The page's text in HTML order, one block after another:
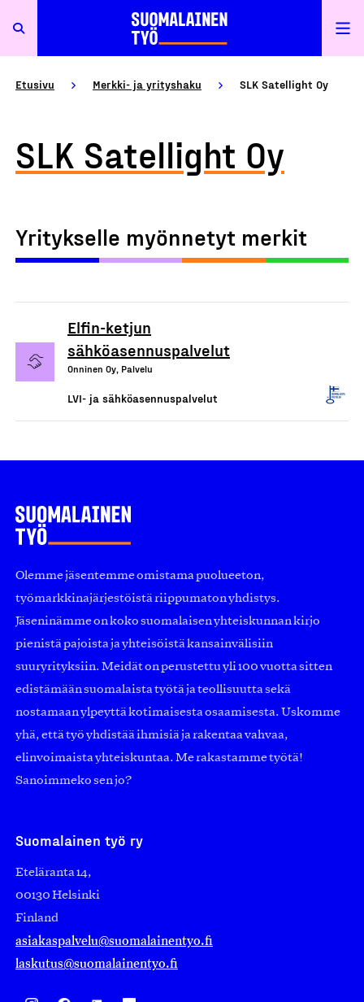
Etusivu Merkki- ja yrityshaku SLK Satellight Oy
SLK Satellight Oy
Yritykselle myönnetyt merkit
Elfin-ketjun
sähköasennuspalvelut
Onninen Oy, Palvelu
LVI- ja sähköasennuspalvelut
Olemme jäsentemme omistama puolueeton,
työmarkkinajärjestöistä riippumaton yhdistys.
Jäseninämme on koko suomalaisen yhteiskunnan kirjo
pienistä pajoista ja yhteisöistä kansainvälisiin
suuryrityksiin. Meidät on perustettu yli 100 vuotta sitten
edistämään suomalaista työtä ja teollisuutta sekä
nostamaan ylpeyttä kotimaisesta osaamisesta. Uskomme
yhä, että työ yhdistää ihmisiä ja rakentaa vahvaa,
elinvoimaista yhteiskuntaa. Me rakastamme työtä!
Sanoimmeko sen jo?
Suomalainen työ ry
Eteläranta 14,
00130 Helsinki
Finland
asiakaspalvelu@suomalainentyo.fi
laskutus@suomalainentyo.fi